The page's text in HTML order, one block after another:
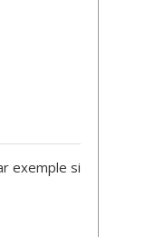
exemple si